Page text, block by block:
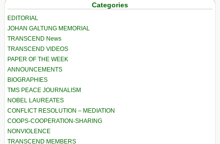
Categories
EDITORIAL
JOHAN GALTUNG MEMORIAL
TRANSCEND News
TRANSCEND VIDEOS
PAPER OF THE WEEK
ANNOUNCEMENTS
BIOGRAPHIES
TMS PEACE JOURNALISM
NOBEL LAUREATES
CONFLICT RESOLUTION – MEDIATION
COOPS-COOPERATION-SHARING
NONVIOLENCE
TRANSCEND MEMBERS